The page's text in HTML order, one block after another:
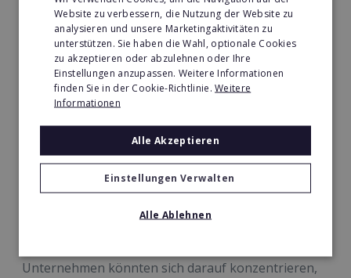
In den letzten Jahren hat die Technologie
erhebliche Fortschritte gemacht, insbesondere im
Bereich des 3D-Drucks. Dies öffnet neue Türen für
Franchise-Unternehmen, die Dienstleistungen in
maßgeschneiderte Produkte und Lösungen
anzubieten, könnte ein wesentlicher Vorteil sein.
Nachhaltigkeit und Umweltbewusstsein
Unternehmen könnten sich darauf konzentrieren,
Website zu verbessern, die Nutzung der Website zu
analysieren und unsere Marketingaktivitäten zu
unterstützen. Sie haben die Wahl, optionale Cookies
zu akzeptieren oder abzulehnen oder Ihre
Einstellungen anzupassen. Weitere Informationen
finden Sie in der Cookie-Richtlinie.Weitere
Informationen
Alle Akzeptieren
Einstellungen Verwalten
Alle Ablehnen